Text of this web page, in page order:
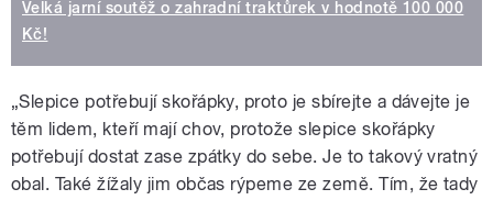
Velká jarní soutěž o zahradní traktůrek v hodnotě 100 000
Kč!
„Slepice potřebují skořápky, proto je sbírejte a dávejte je
těm lidem, kteří mají chov, protože slepice skořápky
potřebují dostat zase zpátky do sebe. Je to takový vratný
obal. Také žížaly jim občas rýpeme ze země. Tím, že tady